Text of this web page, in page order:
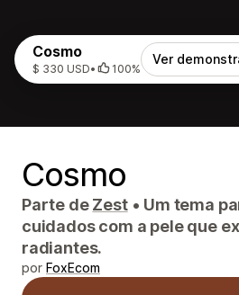
Cosmo
$ 330 USD• 100%
Ver
Cosmo
Parte deZest • Um tema
cuidados com a pele que
radiantes.
por FoxEcom